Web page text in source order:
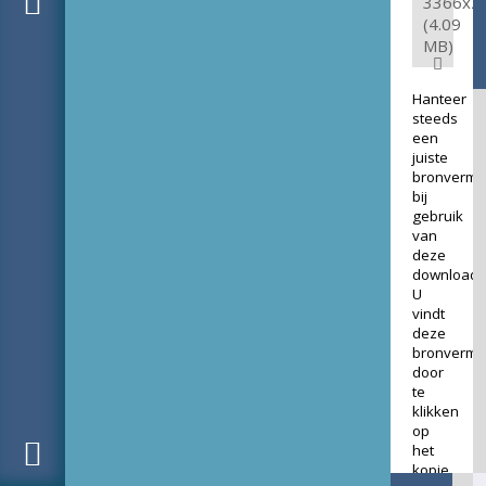
(4.09
MB)
Hanteer
steeds
een
juiste
bij
gebruik
van
deze
download.
U
vindt
deze
door
te
klikken
op
het
kopje